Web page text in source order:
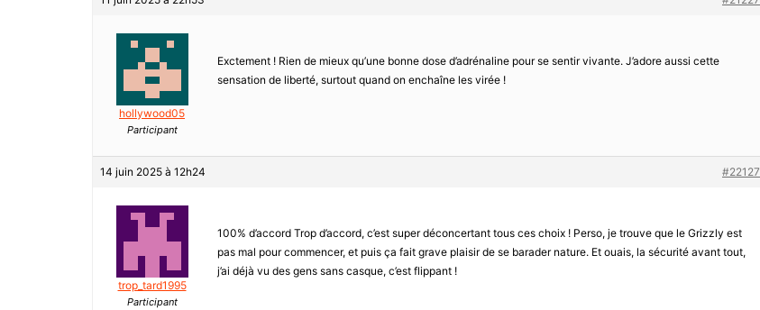
hollywood05
Participant
Exctement ! Rien de mieux qu’une bonne dose d’adrénaline pour se sentir vivante. J’adore aussi cette
sensation de liberté, surtout quand on enchaîne les virée !
14 juin 2025 à 12h24 #22127
trop_tard1995
Participant
100% d’accord Trop d’accord, c’est super déconcertant tous ces choix ! Perso, je trouve que le Grizzly est
pas mal pour commencer, et puis ça fait grave plaisir de se barader nature. Et ouais, la sécurité avant tout,
j’ai déjà vu des gens sans casque, c’est flippant !